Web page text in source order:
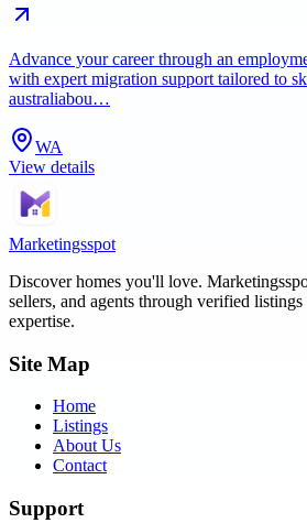
Advance your career through an
with expert migration support tailored to
australiabou…
WA
View details
Marketingsspot
Discover homes you'll love.
sellers, and agents through verified listings
expertise.
Site Map
Home
Listings
About Us
Contact
Support